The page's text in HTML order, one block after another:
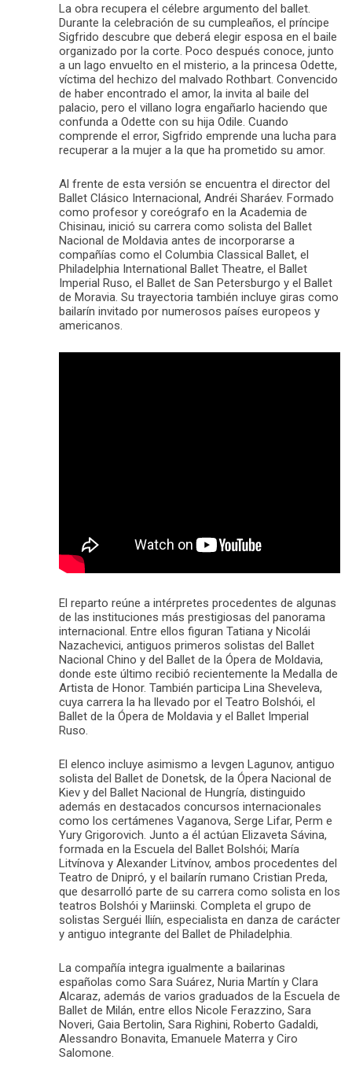
La obra recupera el célebre argumento del ballet.
Durante la celebración de su cumpleaños, el príncipe
Sigfrido descubre que deberá elegir esposa en el baile
organizado por la corte. Poco después conoce, junto
a un lago envuelto en el misterio, a la princesa Odette,
víctima del hechizo del malvado Rothbart. Convencido
de haber encontrado el amor, la invita al baile del
palacio, pero el villano logra engañarlo haciendo que
confunda a Odette con su hija Odile. Cuando
comprende el error, Sigfrido emprende una lucha para
recuperar a la mujer a la que ha prometido su amor.
Al frente de esta versión se encuentra el director del
Ballet Clásico Internacional, Andréi Sharáev. Formado
como profesor y coreógrafo en la Academia de
Chisinau, inició su carrera como solista del Ballet
Nacional de Moldavia antes de incorporarse a
compañías como el Columbia Classical Ballet, el
Philadelphia International Ballet Theatre, el Ballet
Imperial Ruso, el Ballet de San Petersburgo y el Ballet
de Moravia. Su trayectoria también incluye giras como
bailarín invitado por numerosos países europeos y
americanos.
El reparto reúne a intérpretes procedentes de algunas
de las instituciones más prestigiosas del panorama
internacional. Entre ellos figuran Tatiana y Nicolái
Nazachevici, antiguos primeros solistas del Ballet
Nacional Chino y del Ballet de la Ópera de Moldavia,
donde este último recibió recientemente la Medalla de
Artista de Honor. También participa Lina Sheveleva,
cuya carrera la ha llevado por el Teatro Bolshói, el
Ballet de la Ópera de Moldavia y el Ballet Imperial
Ruso.
El elenco incluye asimismo a Ievgen Lagunov, antiguo
solista del Ballet de Donetsk, de la Ópera Nacional de
Kiev y del Ballet Nacional de Hungría, distinguido
además en destacados concursos internacionales
como los certámenes Vaganova, Serge Lifar, Perm e
Yury Grigorovich. Junto a él actúan Elizaveta Sávina,
formada en la Escuela del Ballet Bolshói; María
Litvínova y Alexander Litvínov, ambos procedentes del
Teatro de Dnipró, y el bailarín rumano Cristian Preda,
que desarrolló parte de su carrera como solista en los
teatros Bolshói y Mariinski. Completa el grupo de
solistas Serguéi Iliín, especialista en danza de carácter
y antiguo integrante del Ballet de Philadelphia.
La compañía integra igualmente a bailarinas
españolas como Sara Suárez, Nuria Martín y Clara
Alcaraz, además de varios graduados de la Escuela de
Ballet de Milán, entre ellos Nicole Ferazzino, Sara
Noveri, Gaia Bertolin, Sara Righini, Roberto Gadaldi,
Alessandro Bonavita, Emanuele Materra y Ciro
Salomone.